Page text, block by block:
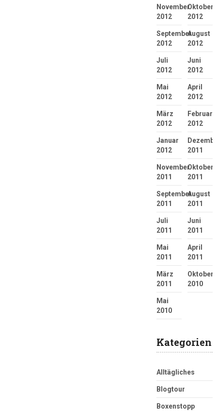
November
2012
Oktober
2012
September
2012
August
2012
Juli
2012
Juni
2012
Mai
2012
April
2012
März
2012
Februar
2012
Januar
2012
2011
November
2011
Oktober
2011
September
2011
August
2011
Juli
2011
Juni
2011
Mai
2011
April
2011
März
2011
Oktober
2010
Mai
2010
Kategorien
Alltägliches
Blogtour
Boxenstopp